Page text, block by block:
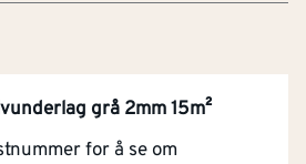
grå 2mm 15m²
for å se om